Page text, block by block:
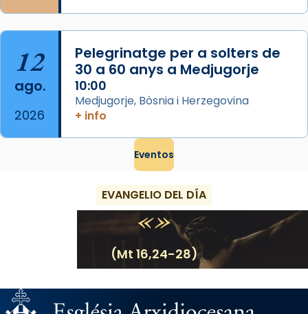
12
ago.
2026
Pelegrinatge per a solters de
30 a 60 anys a Medjugorje
10:00
Medjugorje, Bòsnia i Herzegovina
+ info
Eventos
EVANGELIO DEL DÍA
(Mt 16,24-28)